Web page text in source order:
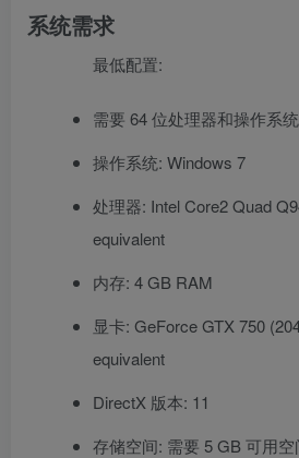
系统需求
最低配置:
需要 64 位处理器和操作系统
操作系统: Windows 7
处理器: Intel Core2 Quad
equivalent
内存: 4 GB RAM
显卡: GeForce GTX 750
equivalent
DirectX 版本: 11
存储空间: 需要 5 GB 可用空